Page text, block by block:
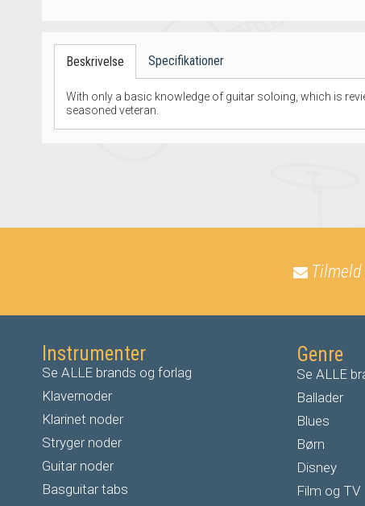
Beskrivelse Specifikationer
With only a basic knowledge of guitar soloing, which is
seasoned veteran.
Instrumenter
Se ALLE brands og forlag
Klavernoder
Klarinet noder
Stryger noder
Guitar noder
Basguitar tabs
Genre
Se ALLE
Ballader
Blues
Børn
Disney
Film og TV